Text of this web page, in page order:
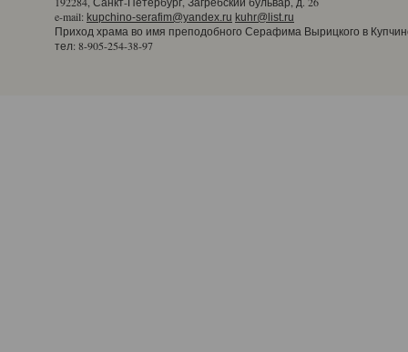
e-mail: kupchino-serafim@yandex.ru kuhr@list.ru
Приход храма во имя преподобного Серафима Вырицкого в
тел: 8-905-254-38-97